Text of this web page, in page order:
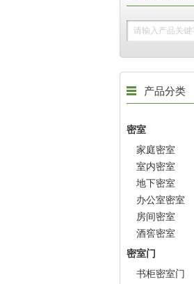
产品分类
密室
家庭密室
室内密室
地下密室
办公室密室
房间密室
酒窖密室
密室门
书柜密室门